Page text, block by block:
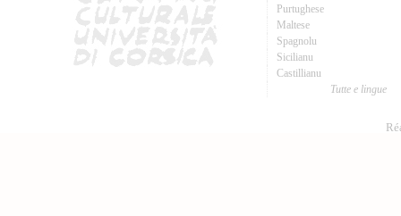
Purtughese
Maltese
Spagnolu
Sicilianu
Castillianu
Tutte e lingue